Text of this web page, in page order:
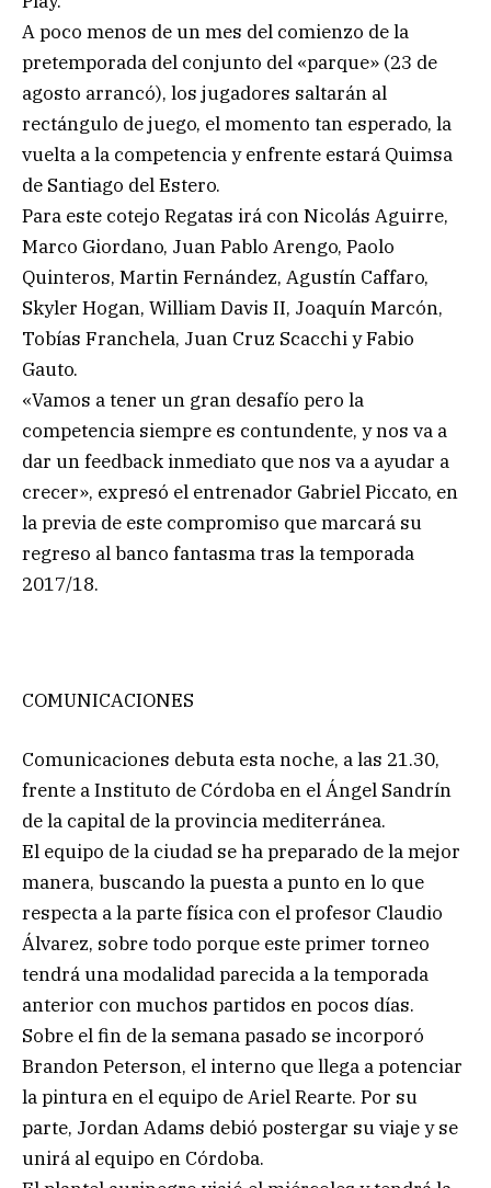
A poco menos de un mes del comienzo de la
pretemporada del conjunto del «parque» (23 de
agosto arrancó), los jugadores saltarán al
rectángulo de juego, el momento tan esperado, la
vuelta a la competencia y enfrente estará Quimsa
de Santiago del Estero.
Para este cotejo Regatas irá con Nicolás Aguirre,
Marco Giordano, Juan Pablo Arengo, Paolo
Quinteros, Martin Fernández, Agustín Caffaro,
Skyler Hogan, William Davis II, Joaquín Marcón,
Tobías Franchela, Juan Cruz Scacchi y Fabio
Gauto.
«Vamos a tener un gran desafío pero la
competencia siempre es contundente, y nos va a
dar un feedback inmediato que nos va a ayudar a
crecer», expresó el entrenador Gabriel Piccato, en
la previa de este compromiso que marcará su
regreso al banco fantasma tras la temporada
2017/18.
COMUNICACIONES
Comunicaciones debuta esta noche, a las 21.30,
frente a Instituto de Córdoba en el Ángel Sandrín
de la capital de la provincia mediterránea.
El equipo de la ciudad se ha preparado de la mejor
manera, buscando la puesta a punto en lo que
respecta a la parte física con el profesor Claudio
Álvarez, sobre todo porque este primer torneo
tendrá una modalidad parecida a la temporada
anterior con muchos partidos en pocos días.
Sobre el fin de la semana pasado se incorporó
Brandon Peterson, el interno que llega a potenciar
la pintura en el equipo de Ariel Rearte. Por su
parte, Jordan Adams debió postergar su viaje y se
unirá al equipo en Córdoba.